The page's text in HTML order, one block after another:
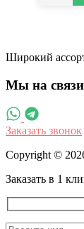
Широкий
Мы на связи
Заказать звонок
Copyright ©
Заказать в 1